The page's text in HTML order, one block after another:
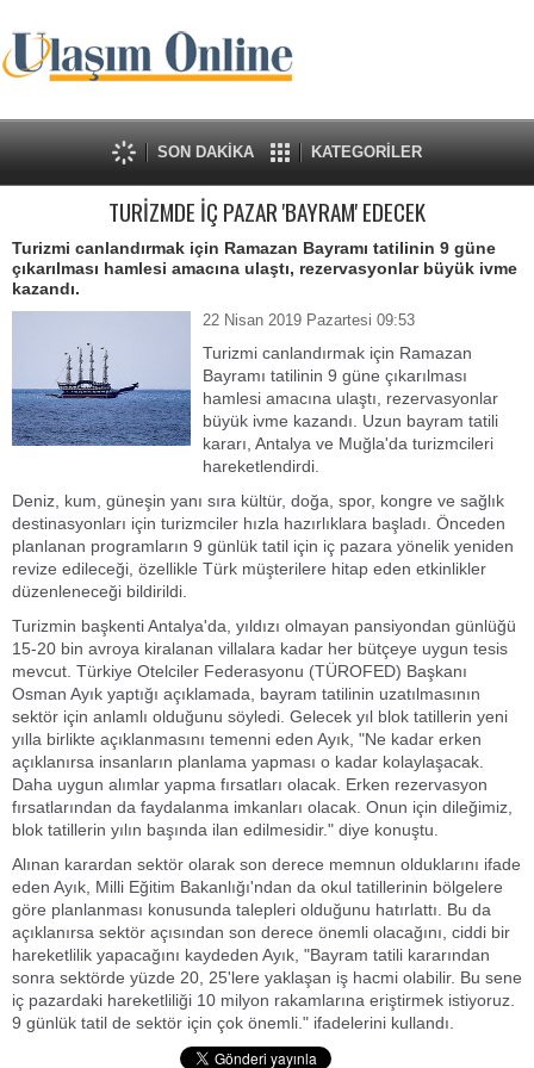
SON DAKİKA KATEGORİLER
TURİZMDE İÇ PAZAR 'BAYRAM' EDECEK
Turizmi canlandırmak için Ramazan Bayramı tatilinin 9 güne
çıkarılması hamlesi amacına ulaştı, rezervasyonlar büyük ivme
kazandı.
22 Nisan 2019 Pazartesi 09:53
Turizmi canlandırmak için Ramazan
Bayramı tatilinin 9 güne çıkarılması
hamlesi amacına ulaştı, rezervasyonlar
büyük ivme kazandı. Uzun bayram tatili
kararı, Antalya ve Muğla'da turizmcileri
hareketlendirdi.
Deniz, kum, güneşin yanı sıra kültür, doğa, spor, kongre ve sağlık
destinasyonları için turizmciler hızla hazırlıklara başladı. Önceden
planlanan programların 9 günlük tatil için iç pazara yönelik yeniden
revize edileceği, özellikle Türk müşterilere hitap eden etkinlikler
düzenleneceği bildirildi.
Turizmin başkenti Antalya'da, yıldızı olmayan pansiyondan günlüğü
15-20 bin avroya kiralanan villalara kadar her bütçeye uygun tesis
mevcut. Türkiye Otelciler Federasyonu (TÜROFED) Başkanı
Osman Ayık yaptığı açıklamada, bayram tatilinin uzatılmasının
sektör için anlamlı olduğunu söyledi. Gelecek yıl blok tatillerin yeni
yılla birlikte açıklanmasını temenni eden Ayık, "Ne kadar erken
açıklanırsa insanların planlama yapması o kadar kolaylaşacak.
Daha uygun alımlar yapma fırsatları olacak. Erken rezervasyon
fırsatlarından da faydalanma imkanları olacak. Onun için dileğimiz,
blok tatillerin yılın başında ilan edilmesidir." diye konuştu.
Alınan karardan sektör olarak son derece memnun olduklarını ifade
eden Ayık, Milli Eğitim Bakanlığı'ndan da okul tatillerinin bölgelere
göre planlanması konusunda talepleri olduğunu hatırlattı. Bu da
açıklanırsa sektör açısından son derece önemli olacağını, ciddi bir
hareketlilik yapacağını kaydeden Ayık, "Bayram tatili kararından
sonra sektörde yüzde 20, 25'lere yaklaşan iş hacmi olabilir. Bu sene
iç pazardaki hareketliliği 10 milyon rakamlarına eriştirmek istiyoruz.
9 günlük tatil de sektör için çok önemli." ifadelerini kullandı.